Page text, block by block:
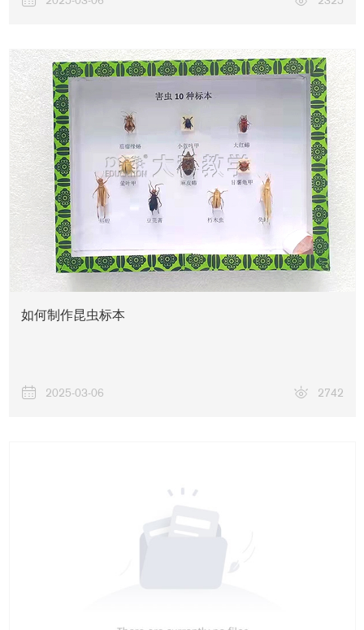
新闻资讯
如何制作昆虫标本
2025-03-06 2742